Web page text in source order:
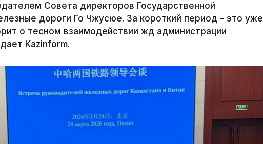
Совета директоров Государственной
дороги Го Чжусюе. За короткий период - это уже
о тесном взаимодействии жд администрации
Kazinform.